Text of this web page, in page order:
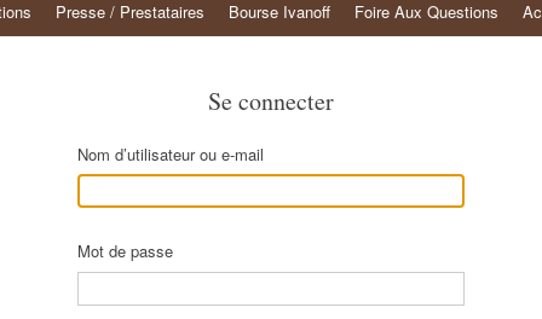
Presse / Prestataires Bourse Ivanoff Foire Aux Questions
Se connecter
Nom d’utilisateur ou e-mail
Mot de passe